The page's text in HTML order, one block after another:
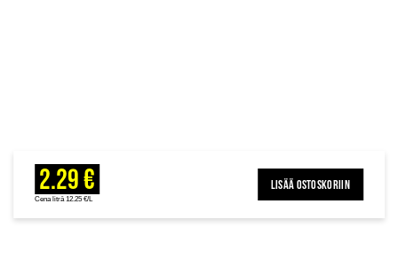
2.29 €
Cena litrā 12.25 €/L
LISÄÄ OSTOSKORIIN